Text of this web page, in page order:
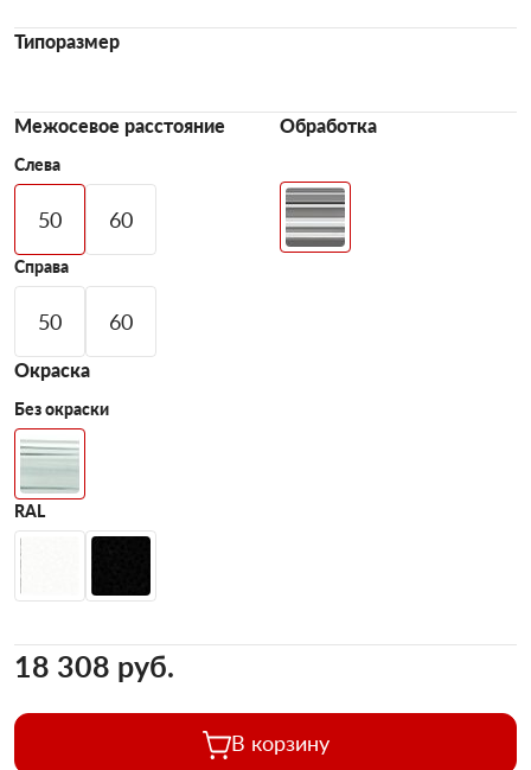
Типоразмер
Межосевое расстояние
Слева
50 60
Справа
50 60
Обработка
Окраска
Без окраски
RAL
18 308 pуб.
В корзину